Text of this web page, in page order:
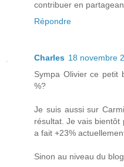
contribuer en
Répondre
Charles 18 novembre
Sympa Olivier ce petit
%?
Je suis aussi sur
résultat. Je vais
a fait +23%
Sinon au niveau du